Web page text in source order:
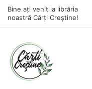
Bine ați venit la librăria
noastră Cărți Creștine!